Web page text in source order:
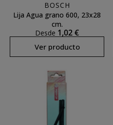
BOSCH
Lija Agua grano 600, 23x28
cm.
Desde 1,02 €
Ver producto